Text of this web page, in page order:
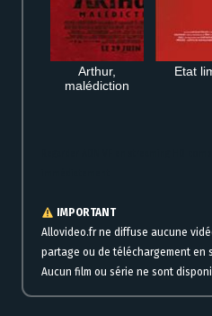
Arthur,
malédiction
Etat
IMPORTANT
Allovideo.fr ne diffuse aucune
partage ou de téléchargement en
Aucun film ou série ne sont